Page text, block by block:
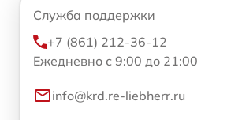
Служба поддержки
+7 (861) 212-36-12
Ежедневно с 9:00 до 21:00
info@krd.re-liebherr.ru